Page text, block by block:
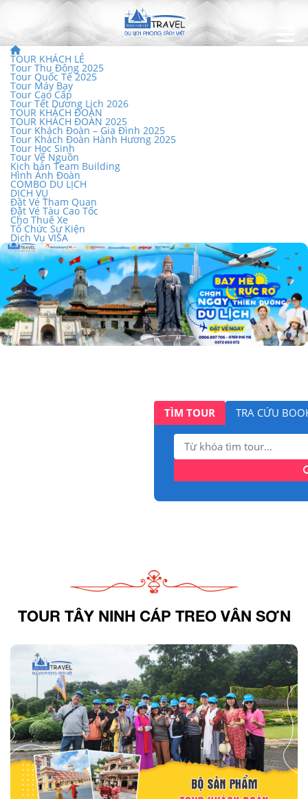
TOUR KHÁCH LẺ
Tour Thu Đông 2025
Tour Quốc Tế 2025
Tour Máy Bay
Tour Cao Cấp
Tour Tết Dương Lịch 2026
TOUR KHÁCH ĐOÀN
TOUR KHÁCH ĐOÀN 2025
Tour Khách Đoàn – Gia Đình 2025
Tour Khách Đoàn Hành Hương 2025
Tour Học Sinh
Tour Về Nguồn
Kịch bản Team Building
Hình Ảnh Đoàn
COMBO DU LỊCH
DỊCH VỤ
Đặt Vé Tham Quan
Đặt Vé Tàu Cao Tốc
Cho Thuê Xe
Tổ Chức Sự Kiện
Dịch Vụ VISA
TÌM TOUR TRA CỨU
Tìm
kiếm:
TOUR TÂY NINH CÁP TREO VÂN SƠN